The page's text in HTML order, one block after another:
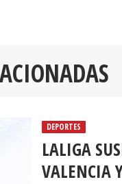
DEPORTES
LALIGA
VALENCIA